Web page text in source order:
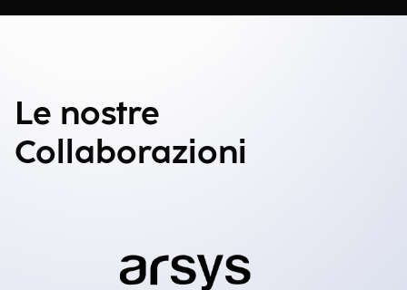
Le nostre
Collaborazioni